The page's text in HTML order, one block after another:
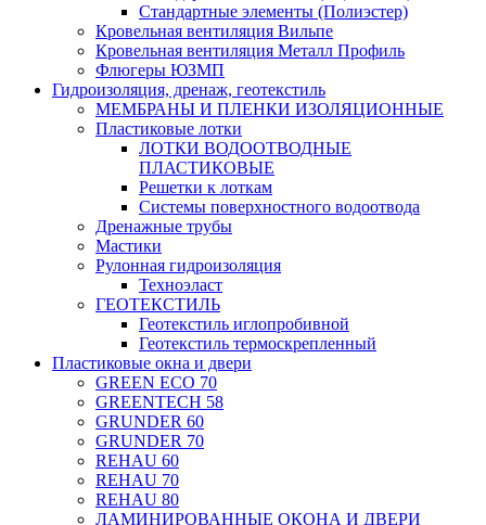
Стандартные элементы (Полиэстер)
Кровельная вентиляция Вильпе
Кровельная вентиляция Металл Профиль
Флюгеры ЮЗМП
Гидроизоляция, дренаж, геотекстиль
МЕМБРАНЫ И ПЛЕНКИ ИЗОЛЯЦИОННЫЕ
Пластиковые лотки
ЛОТКИ ВОДООТВОДНЫЕ
ПЛАСТИКОВЫЕ
Решетки к лоткам
Системы поверхностного водоотвода
Дренажные трубы
Мастики
Рулонная гидроизоляция
Техноэласт
ГЕОТЕКСТИЛЬ
Геотекстиль иглопробивной
Геотекстиль термоскрепленный
Пластиковые окна и двери
GREEN ECO 70
GREENTECH 58
GRUNDER 60
GRUNDER 70
REHAU 60
REHAU 70
REHAU 80
ЛАМИНИРОВАННЫЕ ОКОНА И ДВЕРИ